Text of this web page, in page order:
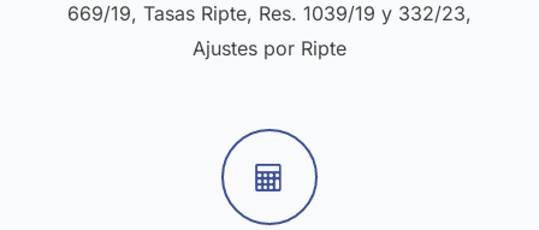
669/19, Tasas Ripte, Res. 1039/19 y 332/23,
Ajustes por Ripte